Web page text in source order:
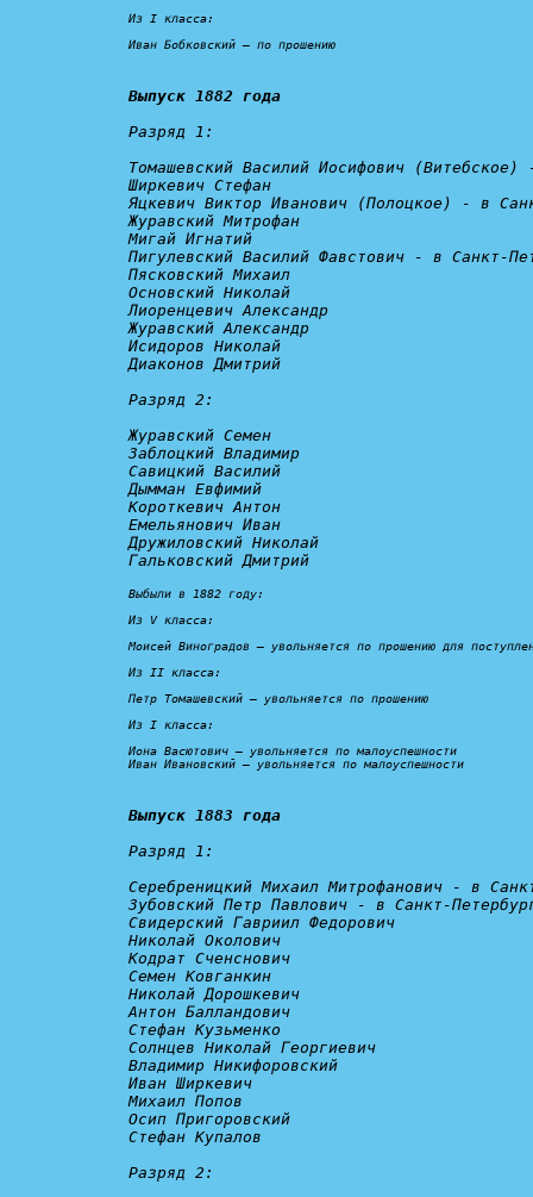
Из I класса:
Иван Бобковский – по прошению
Выпуск 1882 года
Разряд 1:
Томашевский Василий Иосифович
Ширкевич Стефан
Яцкевич Виктор Иванович (Полоцкое) - в
Журавский Митрофан
Мигай Игнатий
Пигулевский Василий Фавстович - в Санкт-
Пясковский Михаил
Основский Николай
Лиоренцевич Александр
Журавский Александр
Исидоров Николай
Диаконов Дмитрий
Разряд 2:
Журавский Семен
Заблоцкий Владимир
Савицкий Василий
Дымман Евфимий
Короткевич Антон
Емельянович Иван
Дружиловский Николай
Гальковский Дмитрий
Выбыли в 1882 году:
Из V класса:
Моисей Виноградов – увольняется по прошению для
Из II класса:
Петр Томашевский – увольняется по прошению
Из I класса:
Иона Васютович – увольняется по малоуспешности
Иван Ивановский – увольняется по малоуспешности
Выпуск 1883 года
Разряд 1:
Серебреницкий Михаил Митрофанович - в
Зубовский Петр Павлович - в Санкт-
Свидерский Гавриил Федорович
Николай Околович
Кодрат Сченснович
Семен Ковганкин
Николай Дорошкевич
Антон Балландович
Стефан Кузьменко
Солнцев Николай Георгиевич
Владимир Никифоровский
Иван Ширкевич
Михаил Попов
Осип Пригоровский
Стефан Купалов
Разряд 2: